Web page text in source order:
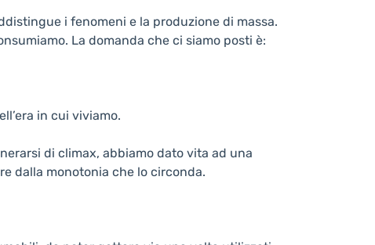
i fenomeni e la produzione di massa.
La domanda che ci siamo posti è:
in cui viviamo.
di climax, abbiamo dato vita ad una
dalla monotonia che lo circonda.